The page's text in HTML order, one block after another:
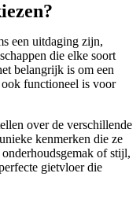
een uitdaging zijn,
die elke soort
belangrijk is om een
functioneel is voor
over de verschillende
kenmerken die ze
of stijl,
gietvloer die